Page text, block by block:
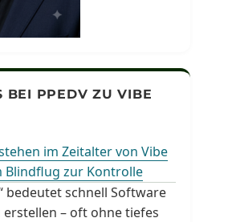
BEI PPEDV ZU VIBE
im Zeitalter von Vibe
Blindflug zur Kontrolle
bedeutet schnell Software
erstellen – oft ohne tiefes